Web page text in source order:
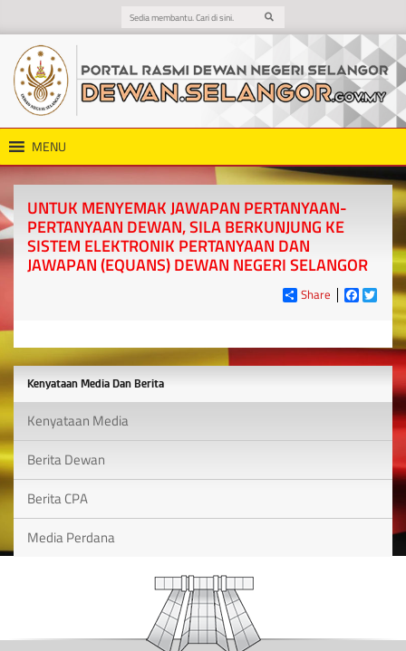
MENU
UNTUK MENYEMAK JAWAPAN PERTANYAAN-
PERTANYAAN DEWAN, SILA BERKUNJUNG KE
SISTEM ELEKTRONIK PERTANYAAN DAN
JAWAPAN (EQUANS) DEWAN NEGERI SELANGOR
Share
Kenyataan Media Dan Berita
Kenyataan Media
Berita Dewan
Berita CPA
Media Perdana